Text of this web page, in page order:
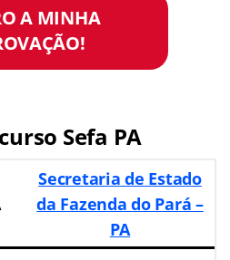
A MINHA
Sefa PA
Secretaria de Estado
da Fazenda do Pará –
PA